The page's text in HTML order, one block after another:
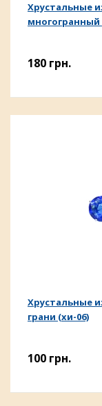
Хрустальные
многогранный
180 грн.
Хрустальные
грани (хи-06)
100 грн.